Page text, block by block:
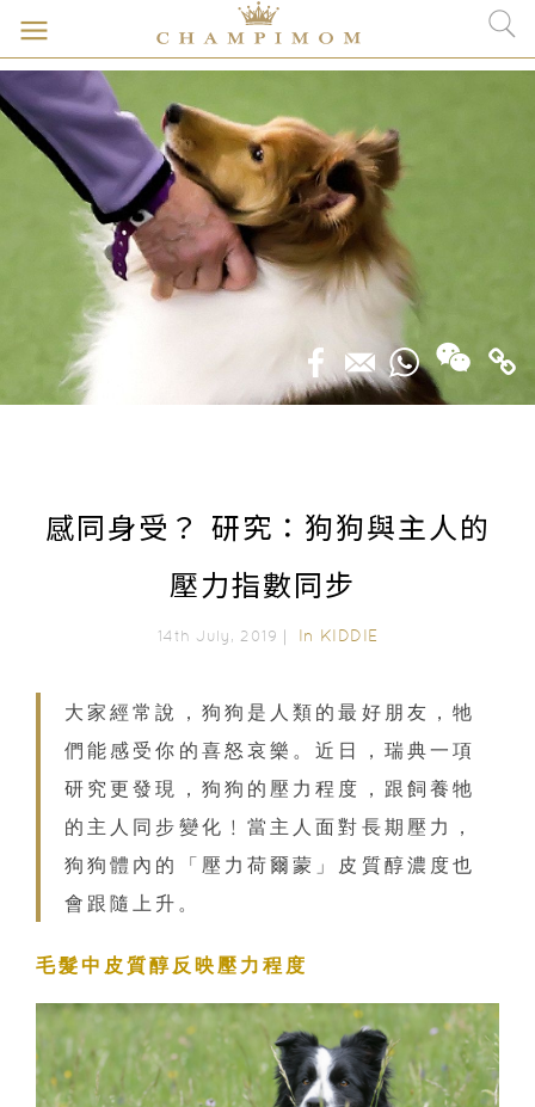
感同身受？ 研究：狗狗與主人的
壓力指數同步
14th July, 2019｜ In KIDDIE
大家經常說，狗狗是人類的最好朋友，牠
們能感受你的喜怒哀樂。近日，瑞典一項
研究更發現，狗狗的壓力程度，跟飼養牠
的主人同步變化﹗當主人面對長期壓力，
狗狗體內的「壓力荷爾蒙」皮質醇濃度也
會跟隨上升。
毛髮中皮質醇反映壓力程度